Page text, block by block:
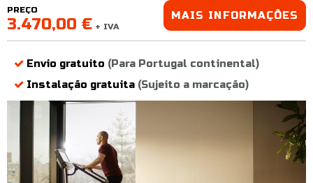
PREÇO
3.470,00 € + IVA
MAIS INFORMAÇÕES
Envio gratuito (Para Portugal continental)
Instalação gratuita (Sujeito a marcação)